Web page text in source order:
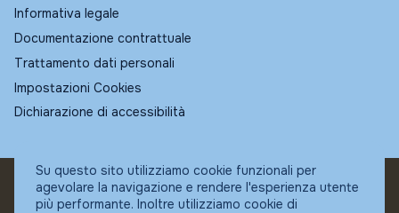
Informativa legale
Documentazione contrattuale
Trattamento dati personali
Impostazioni Cookies
Dichiarazione di accessibilità
© Fundstore
Su questo sito utilizziamo cookie funzionali per
agevolare la navigazione e rendere l'esperienza utente
più performante. Inoltre utilizziamo cookie di